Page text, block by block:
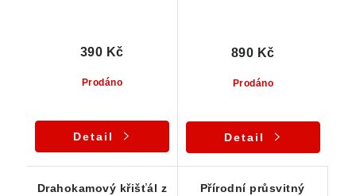
Prodáno
390 Kč
Detail
Prodáno
890 Kč
Detail
Drahokamový křišťál z
Přírodní průsvitný